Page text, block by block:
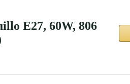
E27, 60W, 806